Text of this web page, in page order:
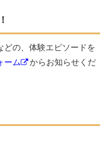
どの、体験エピソードを
ーム
からお知らせくだ